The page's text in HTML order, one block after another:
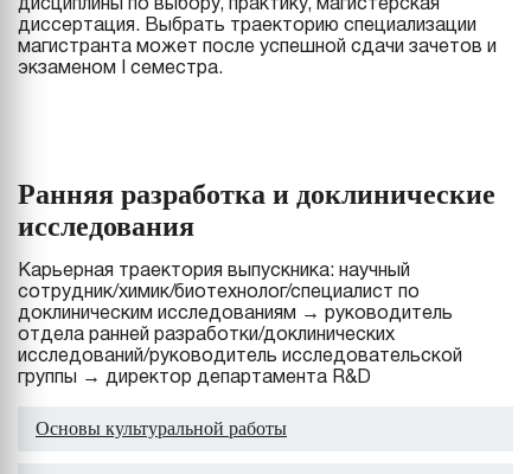
дисциплины по выбору, практику, магистерская
диссертация. Выбрать траекторию специализации
магистранта может после успешной сдачи зачетов и
экзаменом I семестра.
Ранняя разработка и доклинические
исследования
Карьерная траектория выпускника: научный
сотрудник/химик/биотехнолог/специалист по
доклиническим исследованиям → руководитель
отдела ранней разработки/доклинических
исследований/руководитель исследовательской
группы → директор департамента R&D
Основы культуральной работы